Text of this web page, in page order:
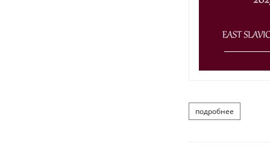
подробнее